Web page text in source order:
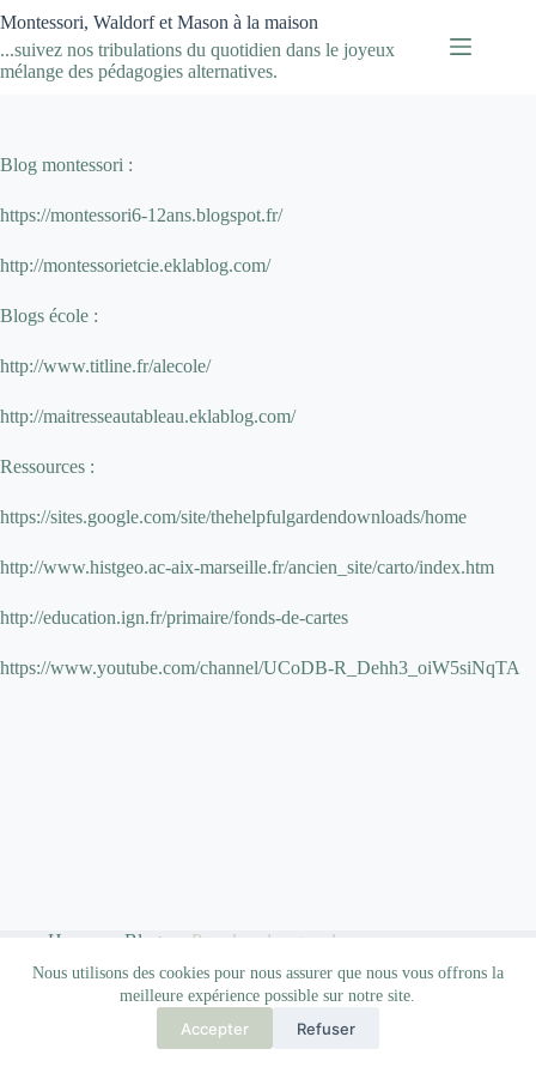
au
contenu
Nous utilisons des cookies pour nous assurer que nous vous offrons la
meilleure expérience possible sur notre site.
Accepter Refuser
Montessori, Waldorf et Mason à la maison
...suivez nos tribulations du quotidien dans le joyeux
mélange des pédagogies alternatives.
Blog montessori :
https://montessori6-12ans.blogspot.fr/
http://montessorietcie.eklablog.com/
Blogs école :
http://www.titline.fr/alecole/
http://maitresseautableau.eklablog.com/
Ressources :
https://sites.google.com/site/thehelpfulgardendownloads/home
http://www.histgeo.ac-aix-marseille.fr/ancien_site/carto/index.htm
http://education.ign.fr/primaire/fonds-de-cartes
https://www.youtube.com/channel/UCoDB-R_Dehh3_oiW5siNqTA
Home Blog
Pour les plus grands…
Qui suis-je ?